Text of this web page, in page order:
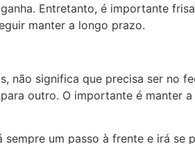
Entretanto, é importante
manter a longo prazo.
significa que precisa ser no
outro. O importante é manter
um passo à frente e irá se